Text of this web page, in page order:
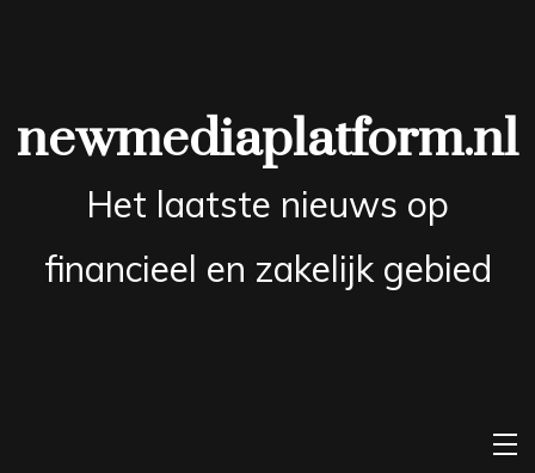
newmediaplatform.nl
Het laatste nieuws op
financieel en zakelijk gebied